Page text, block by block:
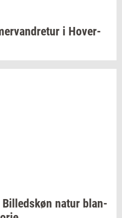
i Ho­ver­
Bil­leds­køn natur blan­